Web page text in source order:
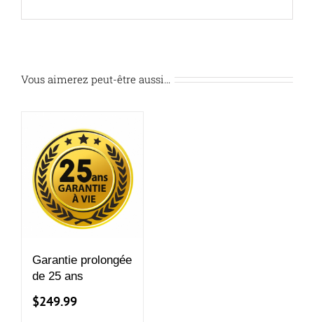
Vous aimerez peut-être aussi…
Garantie prolongée
de 25 ans
$249.99